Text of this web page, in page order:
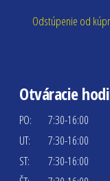
Odstúpenie od
Otváracie
PO:
7:30-16:00
UT:
7:30-16:00
ST:
7:30-16:00